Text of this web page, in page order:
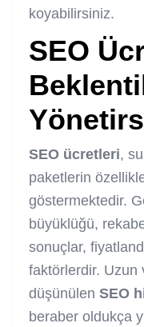
koyabilirsiniz.
SEO
SEO ücretleri,
paketlerin
göstermektedir.
büyüklüğü,
sonuçlar,
faktörlerdir. Uzun
düşünülen SEO
beraber oldukça